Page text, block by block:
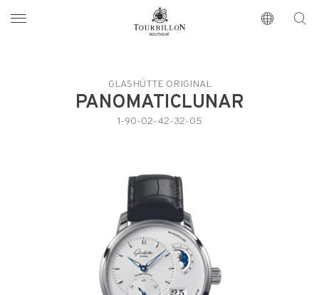
https://www.tourbillon.com/zh-hant
GLASHÜTTE ORIGINAL
PANOMATICLUNAR
1-90-02-42-32-05